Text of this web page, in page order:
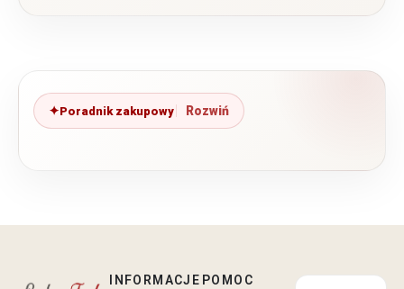
Poradnik zakupowy
INFORMACJE POMOC